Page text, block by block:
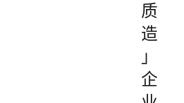
质
造
」
企